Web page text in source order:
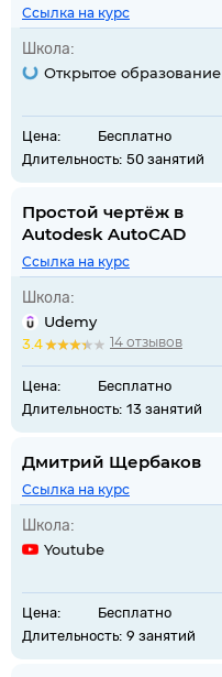
Ссылка на курс
Школа:
Открытое образование
Цена:
Бесплатно
Длительность: 50 занятий
Простой чертёж в
Autodesk AutoCAD
Ссылка на курс
Школа:
Udemy
3.4 14 отзывов
Цена:
Бесплатно
Длительность: 13 занятий
Дмитрий Щербаков
Ссылка на курс
Школа:
Youtube
Цена:
Бесплатно
Длительность: 9 занятий